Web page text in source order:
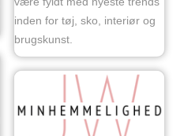
inden for tøj, sko, interiør og
brugskunst.